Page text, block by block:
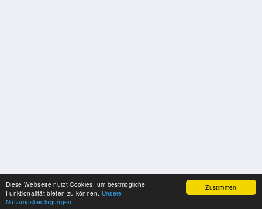
Zustimmen
Diese Webseite nutzt Cookies, um bestmögliche
Funktionalität bieten zu können. Unsere
Nutzungsbedingungen